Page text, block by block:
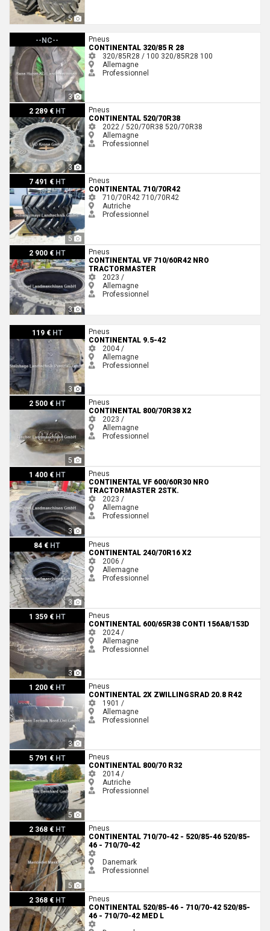
5
--NC--
3
Continental 320/85 R 28Pneus
CONTINENTAL 320/85 R 28
320/85R28 / 100 320/85R28 100
Allemagne
Professionnel
2 289 € HT
3
Continental 520/70R38
Pneus
CONTINENTAL 520/70R38
2022 / 520/70R38 520/70R38
Allemagne
Professionnel
7 491 € HT
5
Continental 710/70R42
Pneus
CONTINENTAL 710/70R42
710/70R42 710/70R42
Autriche
Professionnel
2 900 € HT
3
Continental VF 710/60R42 NRO TractorMaster
Pneus
CONTINENTAL VF 710/60R42 NRO
TRACTORMASTER
2023 /
Allemagne
Professionnel
119 € HT
3
Continental 9.5-42
Pneus
CONTINENTAL 9.5-42
2004 /
Allemagne
Professionnel
2 500 € HT
5
Continental 800/70R38 x2Pneus
CONTINENTAL 800/70R38 X2
2023 /
Allemagne
Professionnel
1 400 € HT
3
Continental VF 600/60R30 NRO TractorMaster 2Stk.
Pneus
CONTINENTAL VF 600/60R30 NRO
TRACTORMASTER 2STK.
2023 /
Allemagne
Professionnel
84 € HT
3
Continental 240/70R16 x2Pneus
CONTINENTAL 240/70R16 X2
2006 /
Allemagne
Professionnel
1 359 € HT
3
Continental 600/65R38 CONTI 156A8/153D
Pneus
CONTINENTAL 600/65R38 CONTI 156A8/153D
2024 /
Allemagne
Professionnel
1 200 € HT
3
Continental 2x Zwillingsrad 20.8 R42
Pneus
CONTINENTAL 2X ZWILLINGSRAD 20.8 R42
1901 /
Allemagne
Professionnel
5 791 € HT
5
Continental 800/70 R32Pneus
CONTINENTAL 800/70 R32
2014 /
Autriche
Professionnel
2 368 € HT
5
Continental 710/70-42 - 520/85-46 520/85-46 - 710/70-42
Pneus
CONTINENTAL 710/70-42 - 520/85-46 520/85-
46 - 710/70-42
Danemark
Professionnel
2 368 € HT
Continental 520/85-46 - 710/70-42 520/85-46 - 710/70-42 med l
Pneus
CONTINENTAL 520/85-46 - 710/70-42 520/85-
46 - 710/70-42 MED L